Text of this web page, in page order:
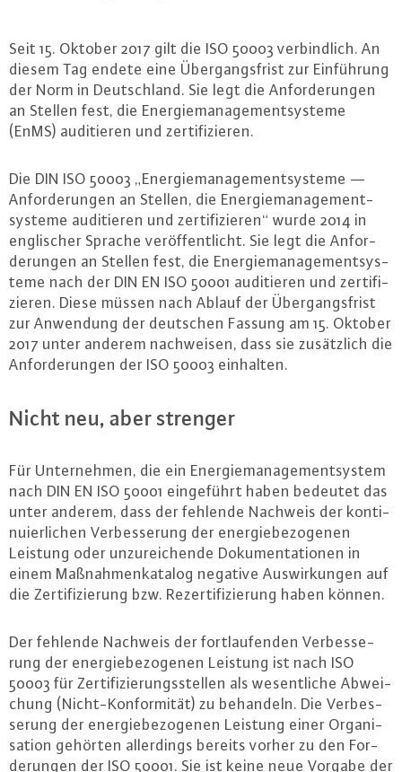
Seit 15. Oktober 2017 gilt die ISO 50003 ver­bind­lich. An
diesem Tag endete eine Über­gangs­frist zur Ein­füh­rung
der Norm in Deutsch­land. Sie legt die An­for­de­run­gen
an Stellen fest, die En­er­gie­ma­nage­ment­sys­te­me
(EnMS) au­di­tie­ren und zer­ti­fi­zie­ren.
Die DIN ISO 50003 „En­er­gie­ma­nage­ment­sys­te­me —
An­for­de­run­gen an Stellen, die En­er­gie­ma­nage­ment­
sys­te­me au­di­tie­ren und zer­ti­fi­zie­ren“ wurde 2014 in
eng­li­scher Sprache ver­öf­fent­licht. Sie legt die An­for­
de­run­gen an Stellen fest, die En­er­gie­ma­nage­ment­sys­
te­me nach der DIN EN ISO 50001 au­di­tie­ren und zer­ti­fi­
zie­ren. Diese müssen nach Ablauf der Über­gangs­frist
zur Anwendung der deutschen Fassung am 15. Oktober
2017 unter anderem nach­wei­sen, dass sie zu­sätz­lich die
An­for­de­run­gen der ISO 50003 einhalten.
Nicht neu, aber strenger
Für Un­ter­neh­men, die ein En­er­gie­ma­nage­ment­sys­tem
nach DIN EN ISO 50001 ein­ge­führt haben bedeutet das
unter anderem, dass der fehlende Nachweis der kon­ti­
nu­ier­li­chen Ver­bes­se­rung der en­er­gie­be­zo­ge­nen
Leistung oder un­zu­rei­chen­de Do­ku­men­ta­tio­nen in
einem Maß­nah­men­ka­ta­log negative Aus­wir­kun­gen auf
die Zer­ti­fi­zie­rung bzw. Re­zer­ti­fi­zie­rung haben können.
Der fehlende Nachweis der fort­lau­fen­den Ver­bes­se­
rung der en­er­gie­be­zo­ge­nen Leistung ist nach ISO
50003 für Zer­ti­fi­zie­rungs­stel­len als we­sent­li­che Ab­wei­
chung (Nicht-Kon­for­mi­tät) zu behandeln. Die Ver­bes­
se­rung der en­er­gie­be­zo­ge­nen Leistung einer Or­ga­ni­
sa­ti­on gehörten al­ler­dings bereits vorher zu den For­
de­run­gen der ISO 50001. Sie ist keine neue Vorgabe der